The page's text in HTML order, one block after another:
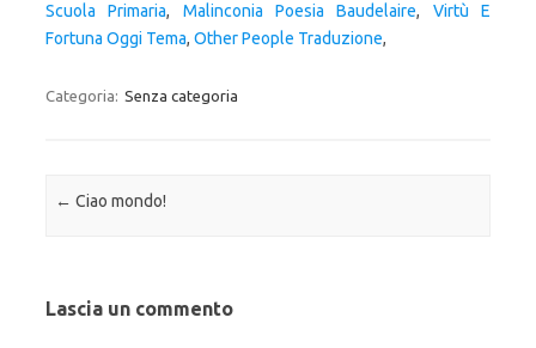
Scuola Primaria, Malinconia Poesia Baudelaire, Virtù E
Fortuna Oggi Tema, Other People Traduzione,
Categoria: Senza categoria
Navigazione articolo
← Ciao mondo!
Lascia un commento